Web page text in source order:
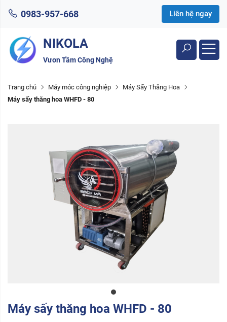
0983-957-668 Liên hệ ngay
NIKOLA
Vươn Tầm Công Nghệ
Trang chủ Máy móc công nghiệp
Máy Sấy Thăng Hoa
Máy sấy thăng hoa WHFD - 80
Máy sấy thăng hoa WHFD - 80